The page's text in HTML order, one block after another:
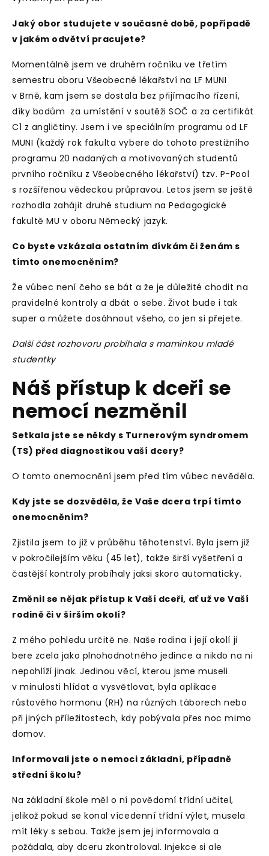
Jaký obor studujete v současné době, popřípadě
v jakém odvětví pracujete?
Momentálně jsem ve druhém ročníku ve třetím
semestru oboru Všeobecné lékařství na LF MUNI
v Brně, kam jsem se dostala bez přijímacího řízení,
díky bodům za umístění v soutěži SOČ a za certifikát
C1 z angličtiny. Jsem i ve speciálním programu od LF
MUNI (každý rok fakulta vybere do tohoto prestižního
programu 20 nadaných a motivovaných studentů
prvního ročníku z Všeobecného lékařství) tzv. P-Pool
s rozšířenou vědeckou průpravou. Letos jsem se ještě
rozhodla zahájit druhé studium na Pedagogické
fakultě MU v oboru Německý jazyk.
Co byste vzkázala ostatním dívkám či ženám s
tímto onemocněním?
Že vůbec není čeho se bát a že je důležité chodit na
pravidelné kontroly a dbát o sebe. Život bude i tak
super a můžete dosáhnout všeho, co jen si přejete.
Další část rozhovoru probíhala s maminkou mladé
studentky
Náš přístup k dceři se
nemocí nezměnil
Setkala jste se někdy s Turnerovým syndromem
(TS) před diagnostikou vaší dcery?
O tomto onemocnění jsem před tím vůbec nevěděla.
Kdy jste se dozvěděla, že Vaše dcera trpí tímto
onemocněním?
Zjistila jsem to již v průběhu těhotenství. Byla jsem již
v pokročilejším věku (45 let), takže širší vyšetření a
častější kontroly probíhaly jaksi skoro automaticky.
Změnil se nějak přístup k Vaší dceři, ať už ve Vaší
rodině či v širším okolí?
Z mého pohledu určitě ne. Naše rodina i její okolí ji
bere zcela jako plnohodnotného jedince a nikdo na ni
nepohlíží jinak. Jedinou věcí, kterou jsme museli
v minulosti hlídat a vysvětlovat, byla aplikace
růstového hormonu (RH) na různých táborech nebo
při jiných příležitostech, kdy pobývala přes noc mimo
domov.
Informovali jste o nemoci základní, případně
střední školu?
Na základní škole měl o ní povědomí třídní učitel,
jelikož pokud se konal vícedenní třídní výlet, musela
mít léky s sebou. Takže jsem jej informovala a
požádala, aby dceru zkontroloval. Injekce si ale